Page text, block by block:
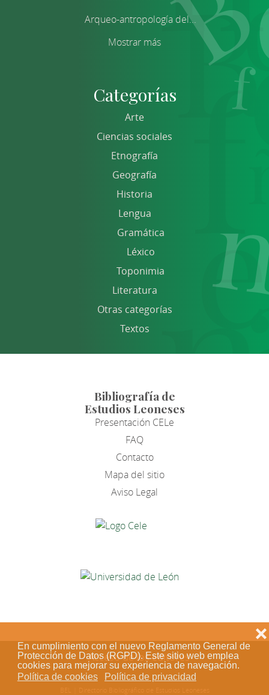
En cumplimiento con el nuevo Reglamento General de
Protección de Datos (RGPD). Este sitio web emplea
cookies para mejorar su experiencia de navegación.
Política de cookies
Política de privacidad
❌
Arqueo-antropología del...
Mostrar más
Categorías
Arte
Ciencias sociales
Etnografía
Geografía
Historia
Lengua
Gramática
Léxico
Toponimia
Literatura
Otras categorías
Textos
Bibliografía de
Estudios Leoneses
Presentación CELe
FAQ
Contacto
Mapa del sitio
Aviso Legal
Acceso de los editores